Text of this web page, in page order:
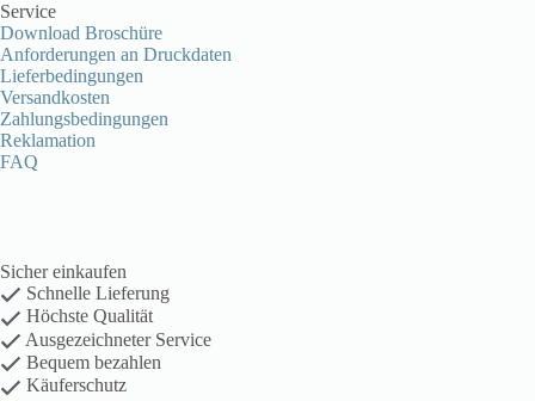
Service
Download Broschüre
Anforderungen an Druckdaten
Lieferbedingungen
Versandkosten
Zahlungsbedingungen
Reklamation
FAQ
Sicher einkaufen
Schnelle Lieferung
Höchste Qualität
Ausgezeichneter Service
Bequem bezahlen
Käuferschutz